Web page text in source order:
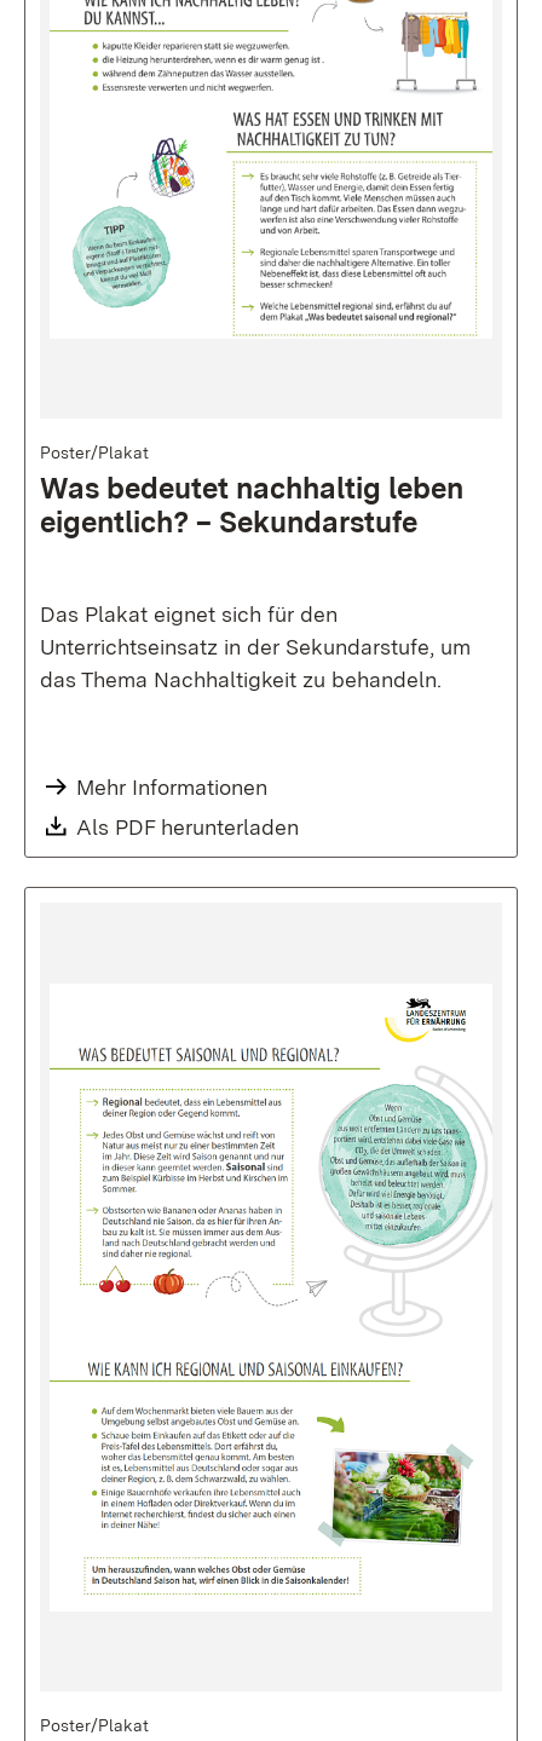
Poster/Plakat
Was be­deu­tet nach­hal­tig le­ben
ei­gent­lich? – Se­kun­dar­stu­fe
Das Plakat eignet sich für den
Unterrichtseinsatz in der Sekundarstufe, um
das Thema Nachhaltigkeit zu behandeln.
Mehr Informationen
Als PDF herunterladen
Poster/Plakat